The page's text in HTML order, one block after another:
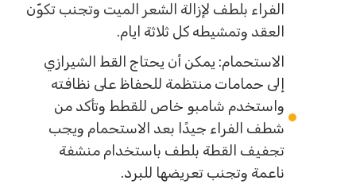
الفراء بلطف لإزالة الشعر الميت وتجنب تكوّن
العقد وتمشيطه كل ثلاثة ايام.
الاستحمام: يمكن أن يحتاج القط الشيرازي
إلى حمامات منتظمة للحفاظ على نظافته
واستخدم شامبو خاص للقطط وتأكد من
شطف الفراء جيدًا بعد الاستحمام ويجب
تجفيف القطة بلطف باستخدام منشفة
ناعمة وتجنب تعريضها للبرد.